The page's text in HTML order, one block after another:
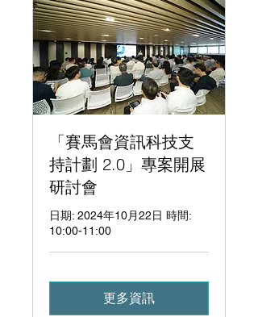
「賽馬會資訊科技支
持計劃 2.0」專案開展
研討會
日期: 2024年10月22日 時間:
10:00-11:00
更多資訊